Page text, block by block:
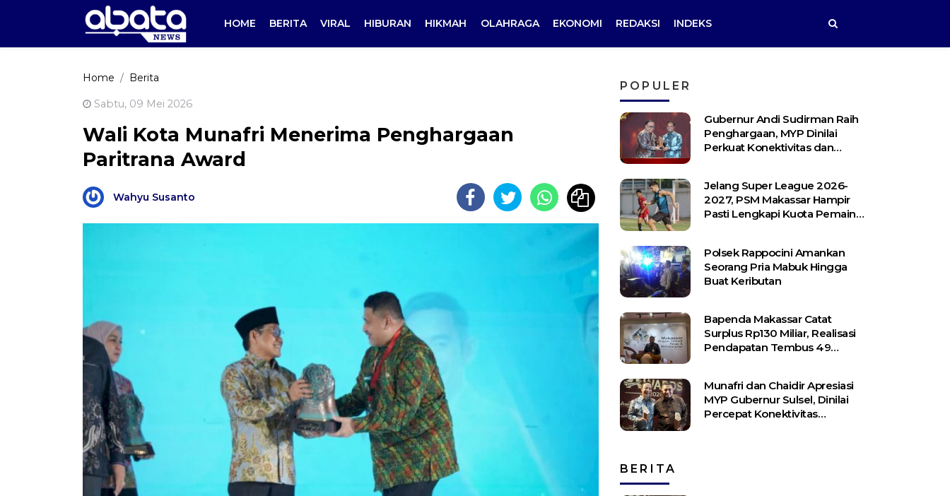
HOME BERITA VIRAL HIBURAN HIKMAH OLAHRAGA EKONOMI REDAKSI INDEKS
Home Berita
Sabtu, 09 Mei 2026
Wali Kota Munafri Menerima Penghargaan
Paritrana Award
Wahyu Susanto
POPULER
Gubernur Andi Sudirman Raih
Penghargaan, MYP Dinilai
Perkuat Konektivitas dan
Jelang Super League 2026-
2027, PSM Makassar Hampir
Pasti Lengkapi Kuota Pemain
Polsek Rappocini Amankan
Seorang Pria Mabuk Hingga
Buat Keributan
Bapenda Makassar Catat
Surplus Rp130 ​​Miliar, Realisasi
Pendapatan Tembus 49
Munafri dan Chaidir Apresiasi
MYP Gubernur Sulsel, Dinilai
Percepat Konektivitas
BERITA